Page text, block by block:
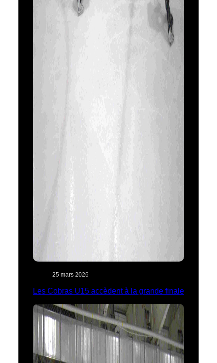
25 mars 2026
Les Cobras U15 accèdent à la grande finale